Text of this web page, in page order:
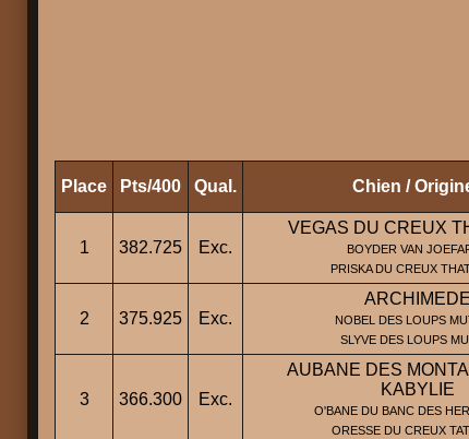
Place Pts/400 Qual. Chien /
1 382.725 Exc.
VEGAS DU CREUX
BOYDER VAN
PRISKA DU CREUX
2 375.925 Exc.
ARCHIMEDE
NOBEL DES LOUPS
SLYVE DES LOUPS
3 366.300 Exc.
AUBANE DES
KABYLIE
O'BANE DU BANC DES
ORESSE DU CREUX